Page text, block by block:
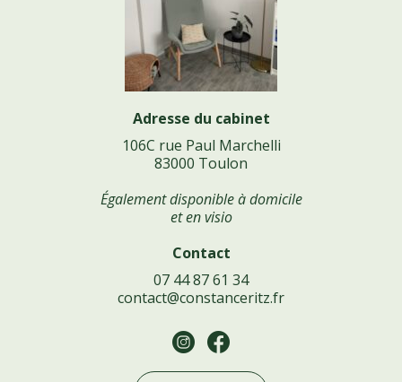
Adresse du cabinet
106C rue Paul Marchelli
83000 Toulon
Également disponible à domicile
et en visio
Contact
07 44 87 61 34
contact@constanceritz.fr